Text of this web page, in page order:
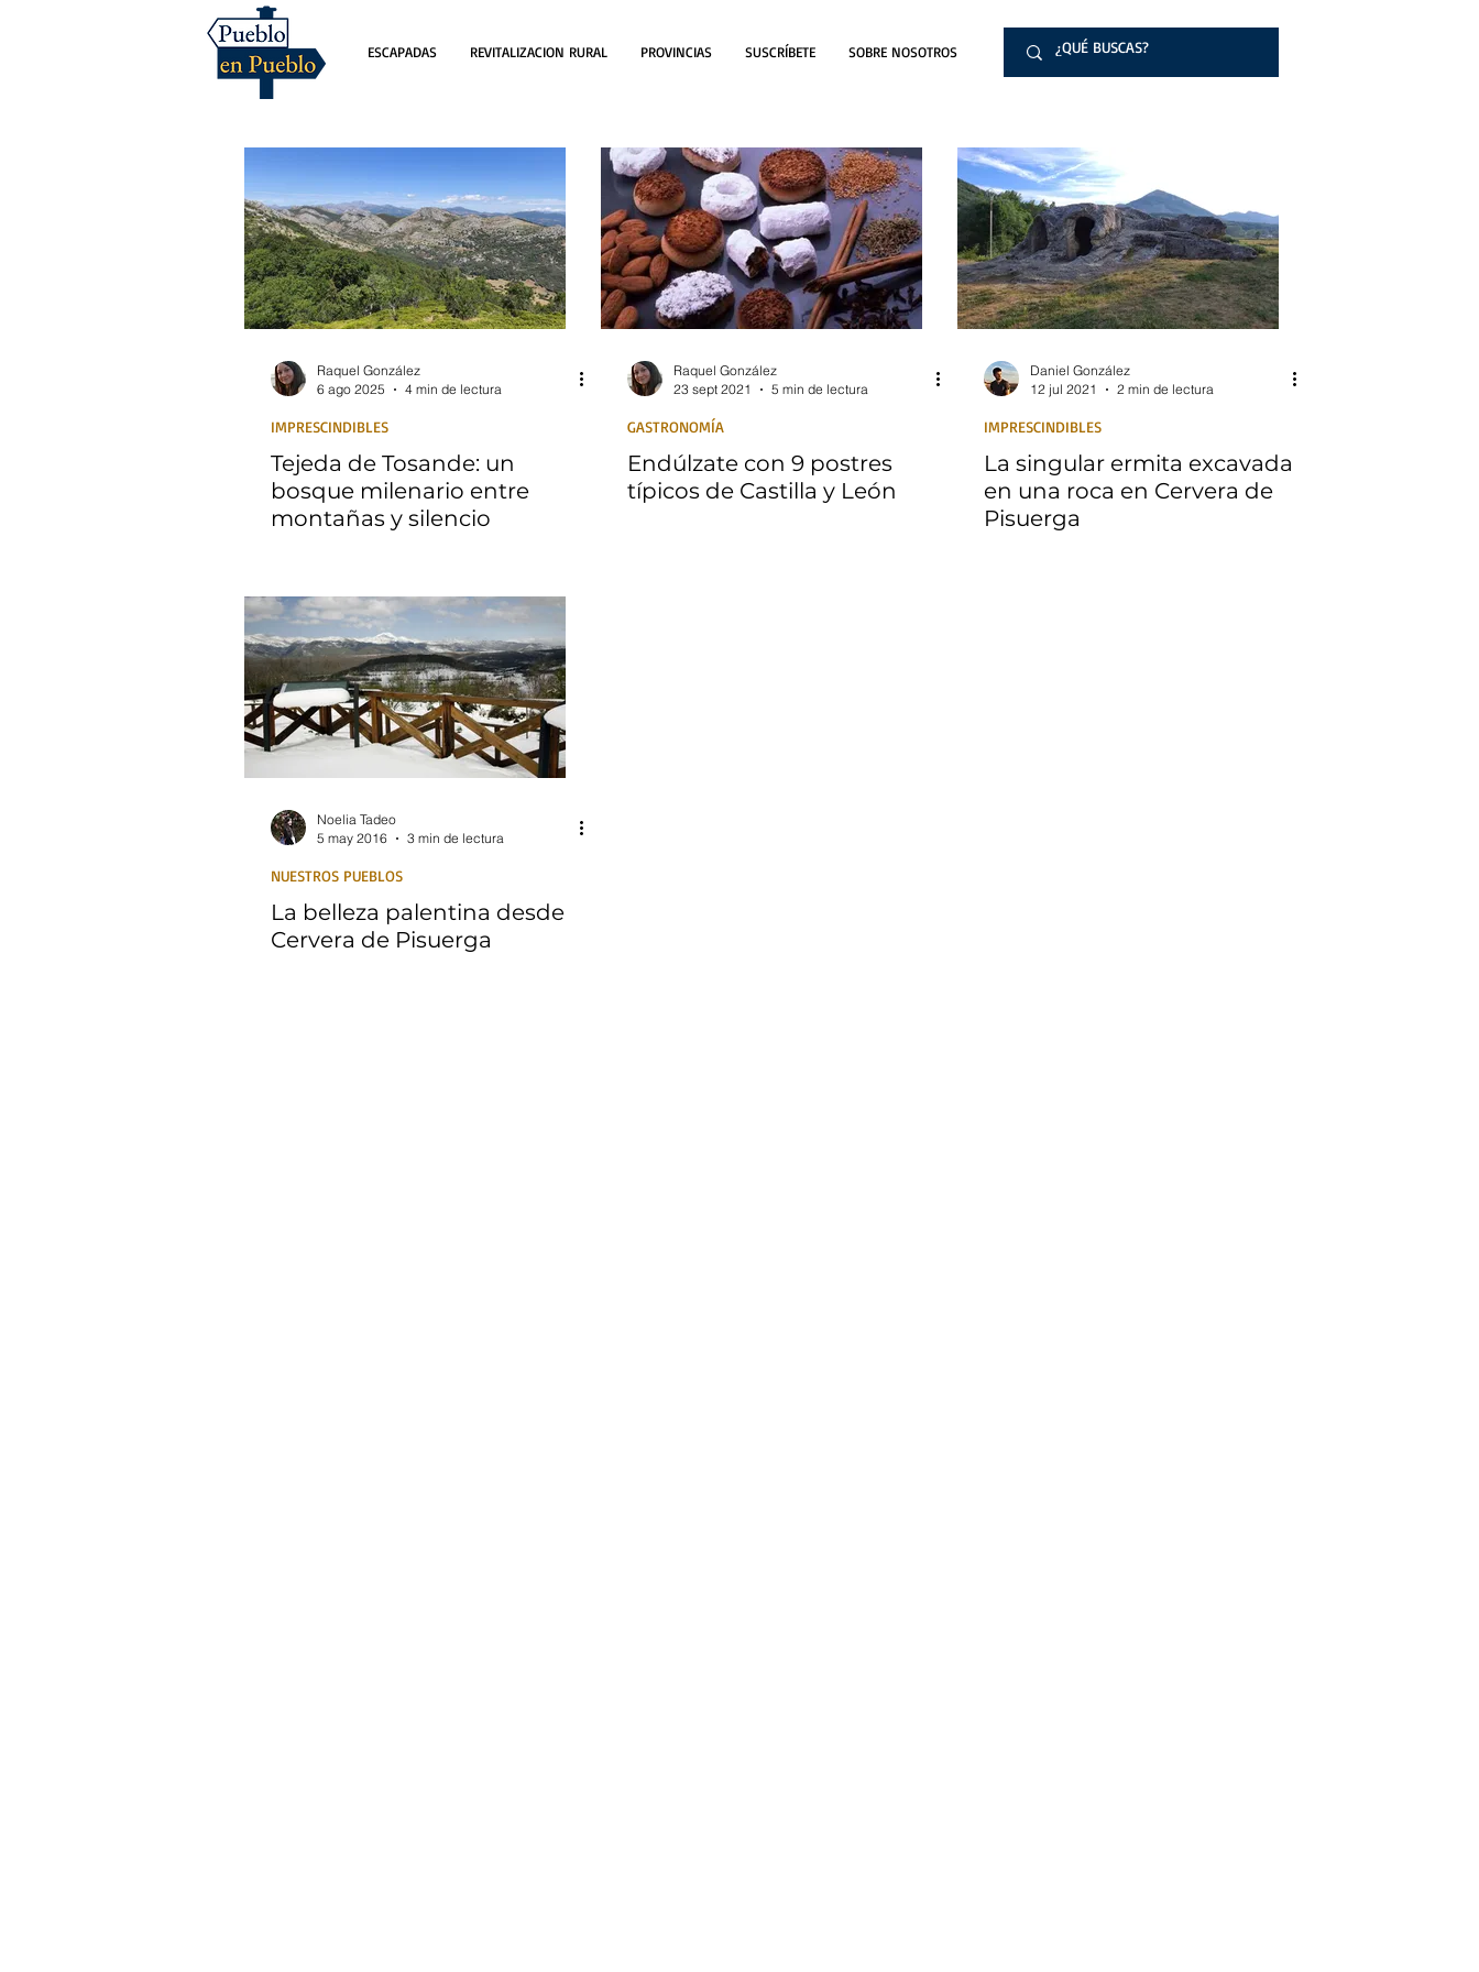
ESCAPADAS REVITALIZACION RURAL PROVINCIAS SUSCRÍBETE SOBRE NOSOTROS
Raquel González
6 ago 2025
4 min de lectura
IMPRESCINDIBLES
Tejeda de Tosande: un
bosque milenario entre
montañas y silencio
Raquel González
23 sept 2021
5 min de lectura
GASTRONOMÍA
Endúlzate con 9 postres
típicos de Castilla y León
Daniel González
12 jul 2021
2 min de lectura
IMPRESCINDIBLES
La singular ermita excavada
en una roca en Cervera de
Pisuerga
Noelia Tadeo
5 may 2016
3 min de lectura
NUESTROS PUEBLOS
La belleza palentina desde
Cervera de Pisuerga